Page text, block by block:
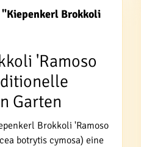
Brokkoli
'Ramoso
Garten
Brokkoli 'Ramoso
botrytis cymosa) eine